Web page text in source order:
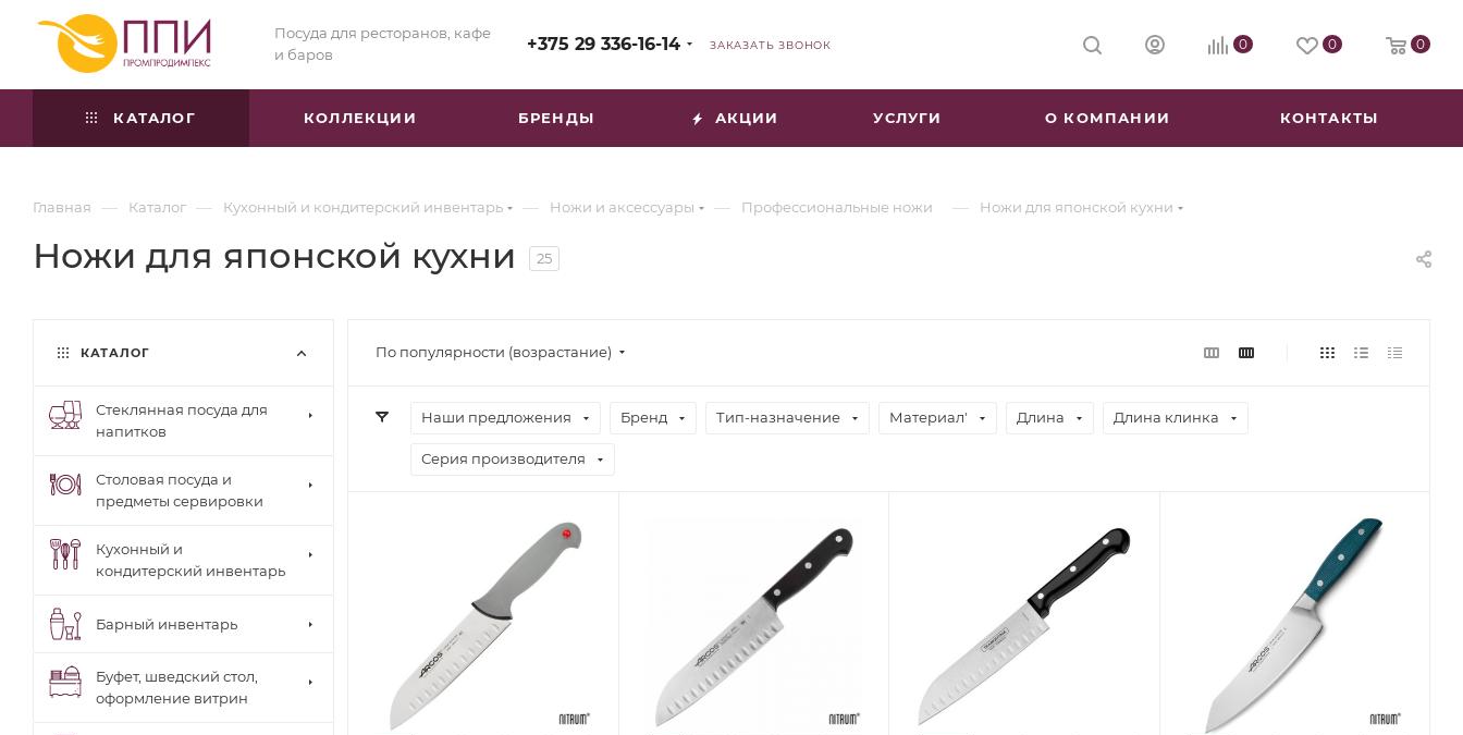
Посуда для ресторанов, кафе
и баров
+375 29 336-16-14 ЗАКАЗАТЬ ЗВОНОК 0 0 0
КАТАЛОГ КОЛЛЕКЦИИ БРЕНДЫ АКЦИИ УСЛУГИ О КОМПАНИИ КОНТАКТЫ
Главная — Каталог — Кухонный и кондитерский инвентарь — Ножи и аксессуары — Профессиональные ножи — Ножи для японской кухни
Ножи для японской кухни 25
По популярности (возрастание)
Наши предложения Бренд Тип-назначение Материал' Длина Длина клинка
Серия производителя
КАТАЛОГ
Стеклянная посуда для
напитков
Столовая посуда и
предметы сервировки
Кухонный и
кондитерский инвентарь
Барный инвентарь
Буфет, шведский стол,
оформление витрин